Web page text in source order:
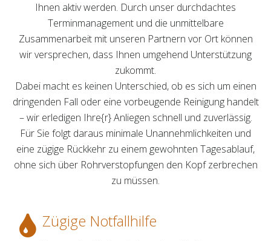
Ihnen aktiv werden. Durch unser durchdachtes
Terminmanagement und die unmittelbare
Zusammenarbeit mit unseren Partnern vor Ort können
wir versprechen, dass Ihnen umgehend Unterstützung
zukommt.
Dabei macht es keinen Unterschied, ob es sich um einen
dringenden Fall oder eine vorbeugende Reinigung handelt
– wir erledigen Ihre{r} Anliegen schnell und zuverlässig.
Für Sie folgt daraus minimale Unannehmlichkeiten und
eine zügige Rückkehr zu einem gewohnten Tagesablauf,
ohne sich über Rohrverstopfungen den Kopf zerbrechen
zu müssen.
Zügige Notfallhilfe